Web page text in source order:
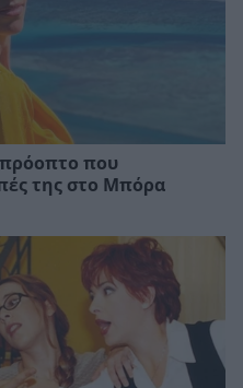
που
της στο Μπόρα